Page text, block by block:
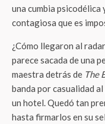
una cumbia
contagiosa que es
¿Cómo llegaron al
parece sacada de una
maestra detrás de The
banda por casualidad
un hotel. Quedó tan
hasta firmarlos en su